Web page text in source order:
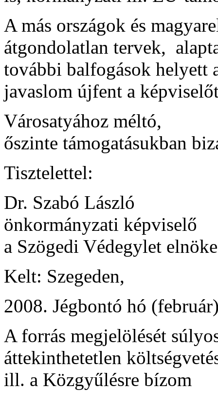
A más országok és
átgondolatlan tervek,
további balfogások helyett
javaslom újfent a
Városatyához méltó,
őszinte támogatásukban
Tisztelettel:
Dr. Szabó László
önkormányzati képviselő
a Szögedi Védegylet elnöke
Kelt: Szegeden,
2008. Jégbontó hó
A forrás megjelölését
áttekinthetetlen
ill. a Közgyűlésre bízom